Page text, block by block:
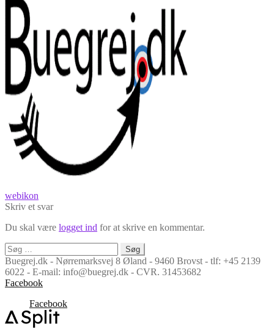
Indlægsnavigation
Forrige
indlæg:
webikon
Skriv et svar
Du skal være logget ind for at skrive en kommentar.
Søg
efter:
Buegrej.dk - Nørremarksvej 8 Øland - 9460 Brovst - tlf: +45 2139
6022 - E-mail: info@buegrej.dk - CVR. 31453682
Facebook
Facebook